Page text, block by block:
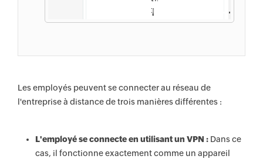
Les employés peuvent se connecter au réseau de
l'entreprise à distance de trois manières différentes :
L'employé se connecte en utilisant un VPN : Dans ce
cas, il fonctionne exactement comme un appareil